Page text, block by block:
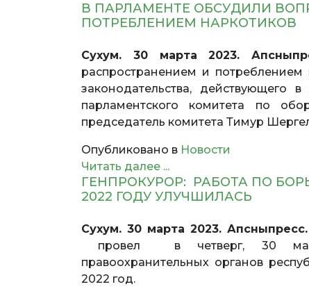
В ПАРЛАМЕНТЕ ОБСУДИЛИ
ПОТРЕБЛЕНИЕМ НАРКОТИКОВ
Сухум. 30 марта 2023.
распространением и
законодательства, действующего
парламентского комитета по
председатель комитета Тимур
Опубликовано в Новости
Читать далее ...
ГЕНПРОКУРОР: РАБОТА ПО
2022 ГОДУ УЛУЧШИЛАСЬ
Сухум. 30 марта 2023.
провел в четверг, 30
правоохранительных органов
2022 год.